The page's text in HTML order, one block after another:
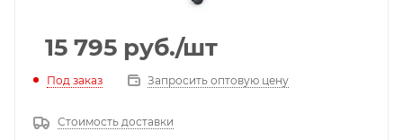
15 795 руб./шт
Под заказ Запросить оптовую цену
Стоимость доставки